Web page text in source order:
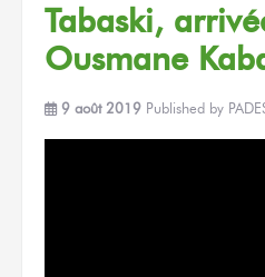
Tabaski,
Ousmane
9 août 2019 Published by